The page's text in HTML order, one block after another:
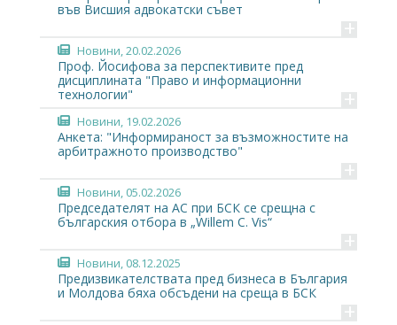
във Висшия адвокатски съвет
+
Новини, 20.02.2026
Проф. Йосифова за перспективите пред
дисциплината "Право и информационни
технологии"
+
Новини, 19.02.2026
Анкета: "Информираност за възможностите на
арбитражното производство"
+
Новини, 05.02.2026
Председателят на АС при БСК се срещна с
българския отбора в „Willem C. Vis“
+
Новини, 08.12.2025
Предизвикателствата пред бизнеса в България
и Молдова бяха обсъдени на среща в БСК
+